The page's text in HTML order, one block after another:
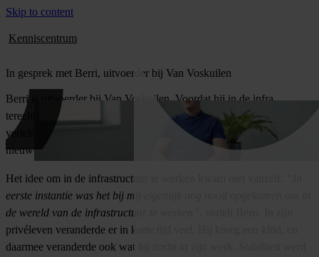
Skip to content
Kenniscentrum
In gesprek met Berri, uitvoerder bij Van Voskuilen
Berri is uitvoerder bij Van Voskuilen. Voordat hij in de infra
terechtkwam, had hij hier zelf nooit aan gedacht. In dit interview
vertelt hij hoe een nieuwe levensfase hem op het spoor van deze
nieuwe baan bracht, en hoe hij die overstap heeft ervaren.
Het idee om in de infrastructuur te werken kwam niet vanzelf.
eerste instantie was het bij mij eigenlijk nog nooit opgekomen om in
de wereld van de infrastructuur te werken”
privéleven veranderde er in korte tijd veel. Hij kreeg een kind, en
daarmee veranderde ook wat hij zocht in zijn werk. Stabiliteit werd